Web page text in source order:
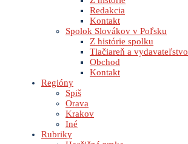
Redakcia
Kontakt
Spolok Slovákov v Poľsku
Z histórie spolku
Tlačiareň a vydavateľstvo
Obchod
Kontakt
Regióny
Spiš
Orava
Krakov
Iné
Rubriky